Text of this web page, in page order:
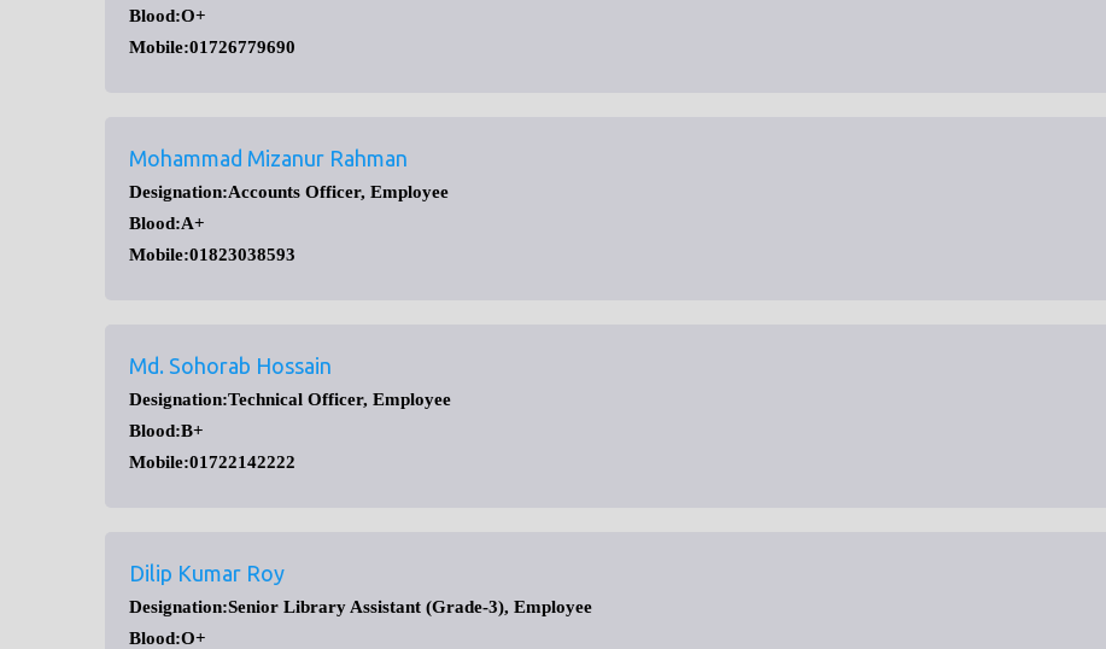
Blood:O+
Mobile:01726779690
Mohammad Mizanur Rahman
Designation:Accounts Officer, Employee
Blood:A+
Mobile:01823038593
Md. Sohorab Hossain
Designation:Technical Officer, Employee
Blood:B+
Mobile:01722142222
Dilip Kumar Roy
Designation:Senior Library Assistant (Grade-3), Employee
Blood:O+